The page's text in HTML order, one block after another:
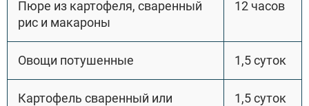
Пюре из картофеля, сваренный
рис и макароны
12 часов
Овощи потушенные 1,5 суток
Картофель сваренный или
1,5 суток